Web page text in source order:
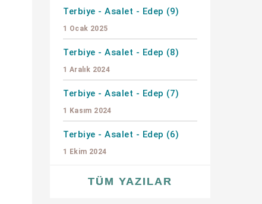
Terbiye - Asalet - Edep (9)
1 Ocak 2025
Terbiye - Asalet - Edep (8)
1 Aralık 2024
Terbiye - Asalet - Edep (7)
1 Kasım 2024
Terbiye - Asalet - Edep (6)
1 Ekim 2024
TÜM YAZILAR